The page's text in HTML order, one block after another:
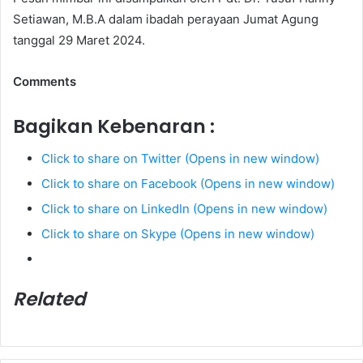
Setiawan, M.B.A dalam ibadah perayaan Jumat Agung
tanggal 29 Maret 2024.
Comments
Bagikan Kebenaran :
Click to share on Twitter (Opens in new window)
Click to share on Facebook (Opens in new window)
Click to share on LinkedIn (Opens in new window)
Click to share on Skype (Opens in new window)
Related